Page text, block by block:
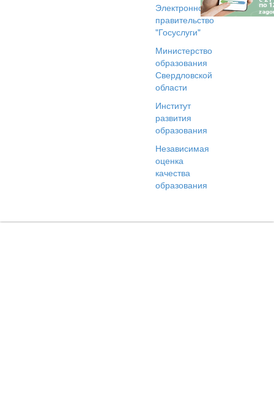
Электронное
правительство
"Госуслуги"
Министерство
образования
Свердловской
области
Институт
развития
образования
Независимая
оценка
качества
образования